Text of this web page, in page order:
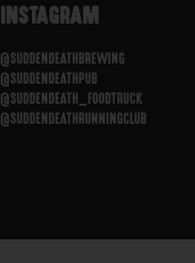
INSTAGRAM
@SUDDENDEATHBREWING
@SUDDENDEATHPUB
@SUDDENDEATH_FOODTRUCK
@SUDDENDEATHRUNNINGCLUB